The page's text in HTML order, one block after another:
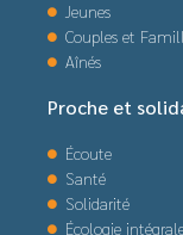
Jeunes
Couples et
Aînés
Proche et
Écoute
Santé
Solidarité
Écologie